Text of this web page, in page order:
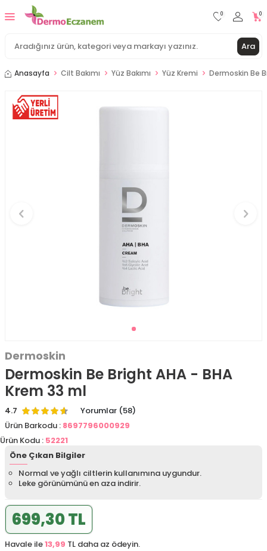
Ara
0 0
Anasayfa Cilt Bakımı Yüz Bakımı Yüz Kremi Dermoskin Be
Dermoskin
Dermoskin Be Bright AHA - BHA
Krem 33 ml
4.7
Yorumlar (58)
Ürün Barkodu : 8697796000929
Ürün Kodu : 52221
Öne Çıkan Bilgiler
Normal ve yağlı ciltlerin kullanımına uygundur.
Leke görünümünü en aza indirir.
699,30 TL
Havale ile13,99 TL daha az ödeyin.